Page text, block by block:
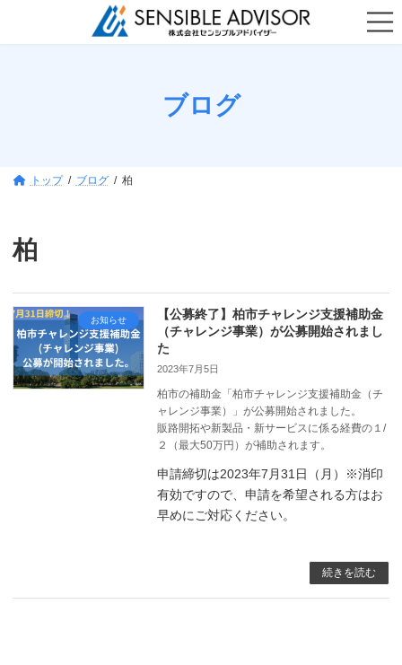
ブログ
トップ ブログ 柏
柏
お知らせ
【公募終了】柏市チャレンジ支援補助金
（チャレンジ事業）が公募開始されまし
た
2023年7月5日
柏市の補助金「柏市チャレンジ支援補助金（チ
ャレンジ事業）」が公募開始されました。
販路開拓や新製品・新サービスに係る経費の１/
２（最大50万円）が補助されます。
申請締切は2023年7月31日（月）※消印
有効ですので、申請を希望される方はお
早めにご対応ください。
続きを読む